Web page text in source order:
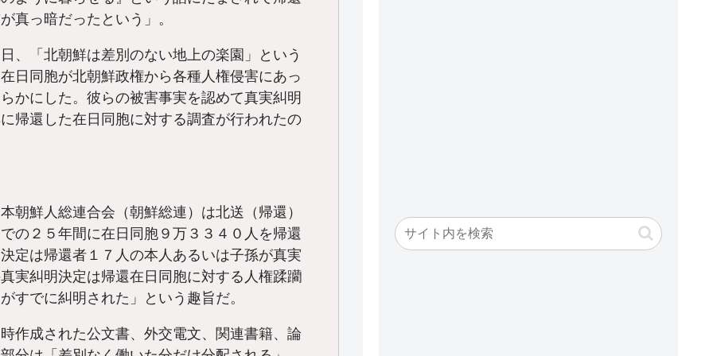
真っ暗だったという」。
、「北朝鮮は差別のない地上の楽園」という
日同胞が北朝鮮政権から各種人権侵害にあっ
かにした。彼らの被害事実を認めて真実糾明
帰還した在日同胞に対する調査が行われたの
朝鮮人総連合会（朝鮮総連）は北送（帰還）
の２５年間に在日同胞９万３３４０人を帰還
定は帰還者１７人の本人あるいは子孫が真実
実糾明決定は帰還在日同胞に対する人権蹂躪
すでに糾明された」という趣旨だ。
作成された公文書、外交電文、関連書籍、論